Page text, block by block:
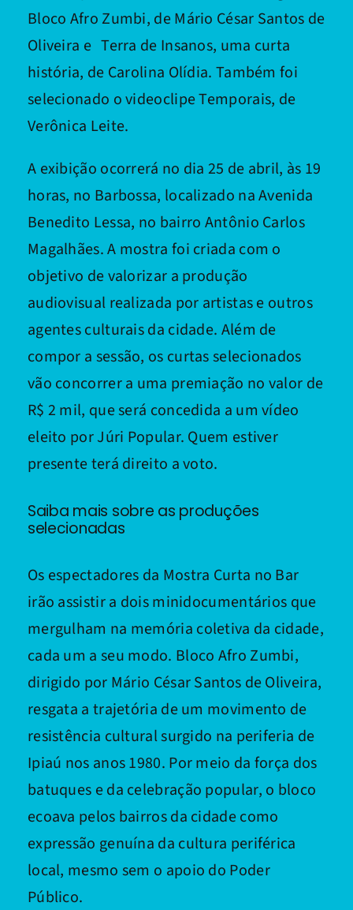
Bloco Afro Zumbi, de Mário César Santos de
Oliveira e Terra de Insanos, uma curta
história, de Carolina Olídia. Também foi
selecionado o videoclipe Temporais, de
Verônica Leite.
A exibição ocorrerá no dia 25 de abril, às 19
horas, no Barbossa, localizado na Avenida
Benedito Lessa, no bairro Antônio Carlos
Magalhães. A mostra foi criada com o
objetivo de valorizar a produção
audiovisual realizada por artistas e outros
agentes culturais da cidade. Além de
compor a sessão, os curtas selecionados
vão concorrer a uma premiação no valor de
R$ 2 mil, que será concedida a um vídeo
eleito por Júri Popular. Quem estiver
presente terá direito a voto.
Saiba mais sobre as produções
selecionadas
Os espectadores da Mostra Curta no Bar
irão assistir a dois minidocumentários que
mergulham na memória coletiva da cidade,
cada um a seu modo. Bloco Afro Zumbi,
dirigido por Mário César Santos de Oliveira,
resgata a trajetória de um movimento de
resistência cultural surgido na periferia de
Ipiaú nos anos 1980. Por meio da força dos
batuques e da celebração popular, o bloco
ecoava pelos bairros da cidade como
expressão genuína da cultura periférica
local, mesmo sem o apoio do Poder
Público.